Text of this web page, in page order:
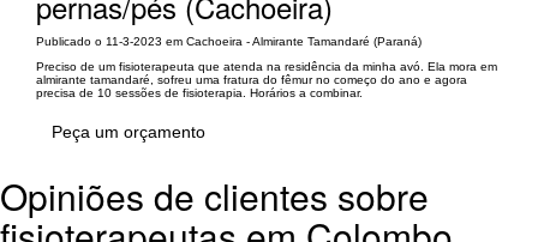
Publicado o 11-3-2023 em Cachoeira - Almirante Tamandaré (Paraná)
Preciso de um fisioterapeuta que atenda na residência da minha avó. Ela mora em
almirante tamandaré, sofreu uma fratura do fêmur no começo do ano e agora
precisa de 10 sessões de fisioterapia. Horários a combinar.
Peça um orçamento
Opiniões de clientes sobre